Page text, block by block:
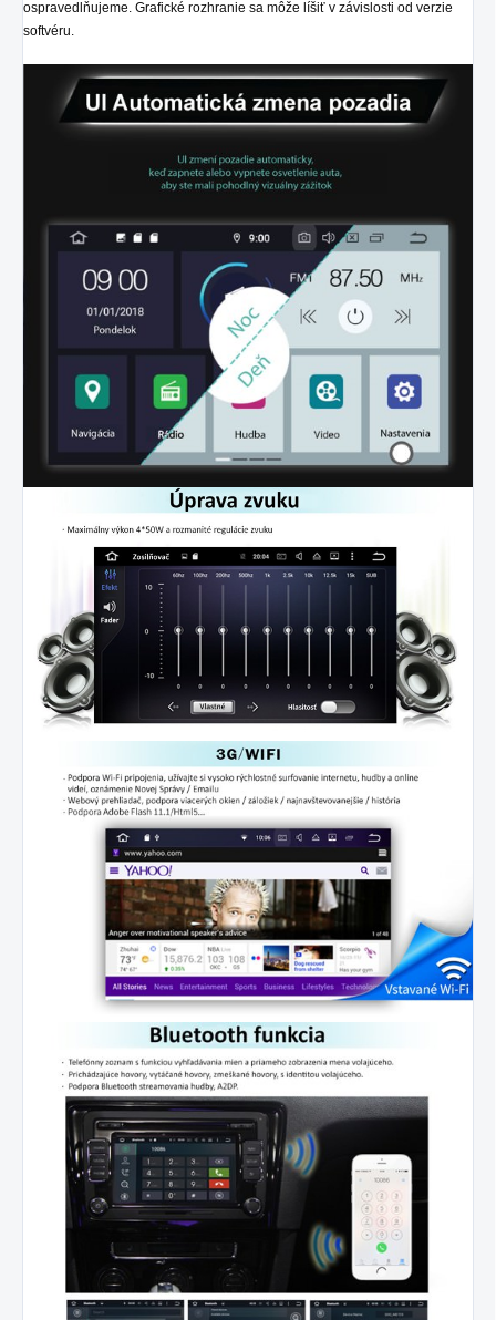
ospravedlňujeme. Grafické rozhranie sa môže líšiť v závislosti od verzie
softvéru.